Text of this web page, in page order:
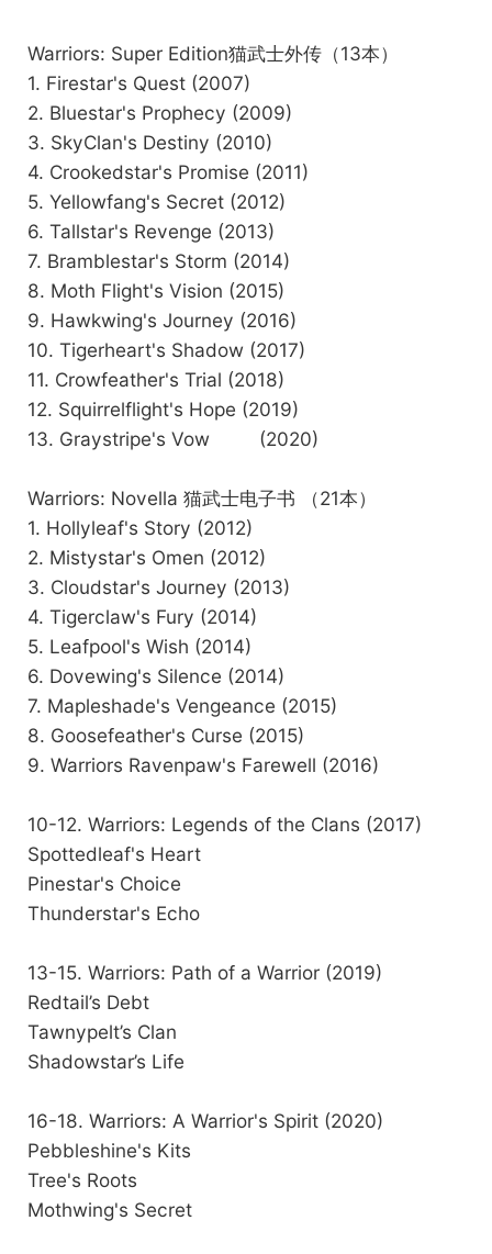
Warriors: Super Edition猫武士外传（13本）
1. Firestar's Quest (2007)
2. Bluestar's Prophecy (2009)
3. SkyClan's Destiny (2010)
4. Crookedstar's Promise (2011)
5. Yellowfang's Secret (2012)
6. Tallstar's Revenge (2013)
7. Bramblestar's Storm (2014)
8. Moth Flight's Vision (2015)
9. Hawkwing's Journey (2016)
10. Tigerheart's Shadow (2017)
11. Crowfeather's Trial (2018)
12. Squirrelflight's Hope (2019)
13. Graystripe's Vow (2020)
Warriors: Novella 猫武士电子书 （21本）
1. Hollyleaf's Story (2012)
2. Mistystar's Omen (2012)
3. Cloudstar's Journey (2013)
4. Tigerclaw's Fury (2014)
5. Leafpool's Wish (2014)
6. Dovewing's Silence (2014)
7. Mapleshade's Vengeance (2015)
8. Goosefeather's Curse (2015)
9. Warriors Ravenpaw's Farewell (2016)
10-12. Warriors: Legends of the Clans (2017)
Spottedleaf's Heart
Pinestar's Choice
Thunderstar's Echo
13-15. Warriors: Path of a Warrior (2019)
Redtail’s Debt
Tawnypelt’s Clan
Shadowstar’s Life
16-18. Warriors: A Warrior's Spirit (2020)
Pebbleshine's Kits
Tree's Roots
Mothwing's Secret